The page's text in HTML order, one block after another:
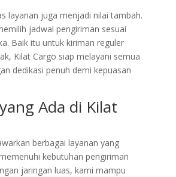
layanan juga menjadi nilai tambah.
jadwal pengiriman sesuai
Baik itu untuk kiriman reguler
Kilat Cargo siap melayani semua
dedikasi penuh demi kepuasan
Ada di Kilat
berbagai layanan yang
kebutuhan pengiriman
jaringan luas, kami mampu